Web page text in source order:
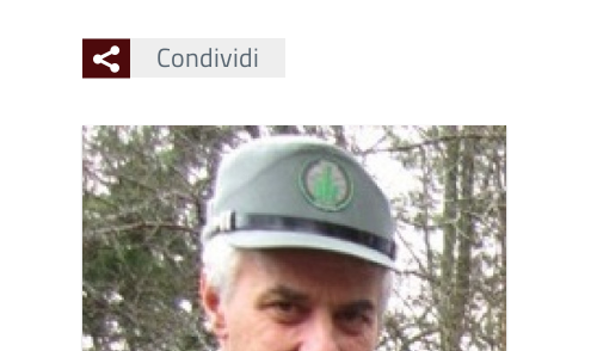
Condividi
Ingrandisci
l'immagine